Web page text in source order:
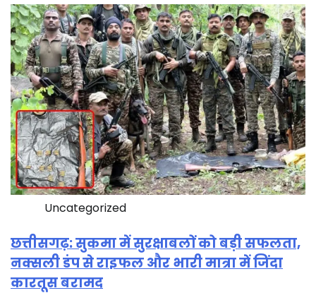
Uncategorized
छत्तीसगढ़: सुकमा में सुरक्षाबलों को बड़ी सफलता,
नक्सली डंप से राइफल और भारी मात्रा में जिंदा
कारतूस बरामद